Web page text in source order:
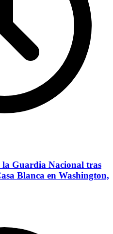
la Guardia Nacional tras
Blanca en Washington,